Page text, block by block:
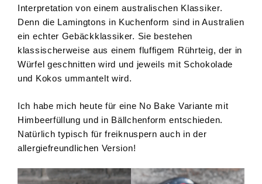
Interpretation von einem australischen Klassiker.
Denn die Lamingtons in Kuchenform sind in Australien
ein echter Gebäckklassiker. Sie bestehen
klassischerweise aus einem fluffigem Rührteig, der in
Würfel geschnitten wird und jeweils mit Schokolade
und Kokos ummantelt wird.
Ich habe mich heute für eine No Bake Variante mit
Himbeerfüllung und in Bällchenform entschieden.
Natürlich typisch für freiknuspern auch in der
allergiefreundlichen Version!